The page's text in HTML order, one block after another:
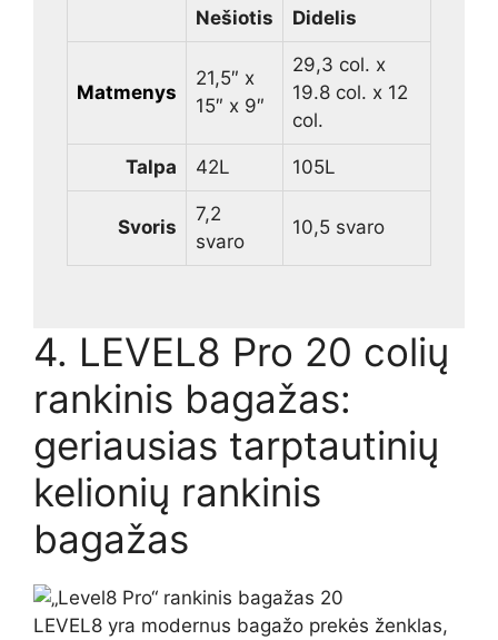
Nešiotis Didelis
Matmenys
21,5″ x
15″ x 9″
29,3 col. x
19.8 col. x 12
col.
Talpa 42L 105L
Svoris
7,2
svaro
10,5 svaro
4. LEVEL8 Pro 20 colių
rankinis bagažas:
geriausias tarptautinių
kelionių rankinis
bagažas
LEVEL8 yra modernus bagažo prekės ženklas,